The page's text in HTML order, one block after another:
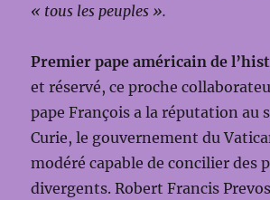
« tous les peuples ».
Premier pape américain de
et réservé, ce proche
pape François a la réputation au
Curie, le gouvernement du
modéré capable de concilier des
divergents. Robert Francis